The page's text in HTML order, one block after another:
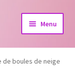
Menu
de boules de neige